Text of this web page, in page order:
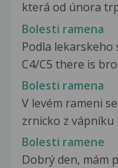
která od února
Bolesti ramena
Podla lekarskeho
C4/C5 there is
Bolesti ramena
V levém rameni
zrnicko z vápníku
Bolesti ramene
Dobrý den, mám